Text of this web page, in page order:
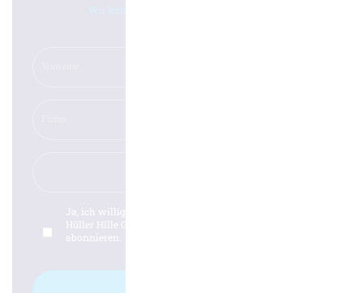
Ja, ich willige in die
Hüller Hille GmbH ein und möchte den Newsletter
abonnieren.